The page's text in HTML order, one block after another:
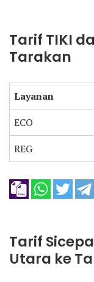
Tarif TIKI
Tarakan
Layanan
ECO
REG
Tarif
Utara ke